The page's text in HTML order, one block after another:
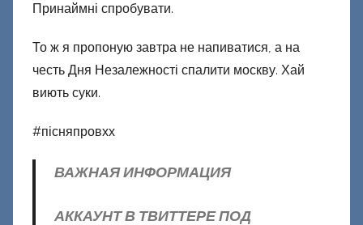
Принаймні спробувати.
То ж я пропоную завтра не напиватися, а на
честь Дня Незалежності спалити москву. Хай
виють суки.
#пісняпровхх
ВАЖНАЯ ИНФОРМАЦИЯ
АККАУНТ В ТВИТТЕРЕ ПОД